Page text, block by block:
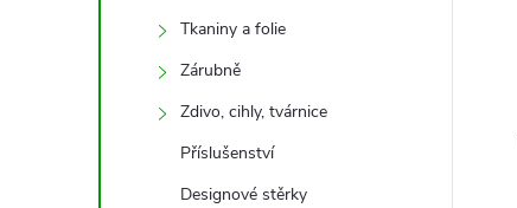
Tkaniny a folie
Zárubně
Zdivo, cihly, tvárnice
Příslušenství
Designové stěrky